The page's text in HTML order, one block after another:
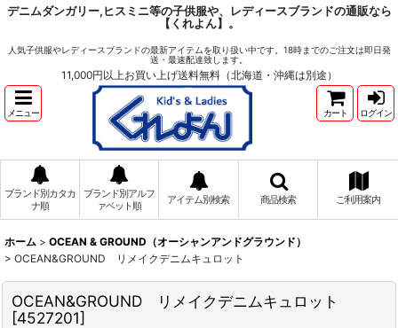
デニムダンガリー,ヒスミニ等の子供服や、レディースブランドの通販なら
【くれよん】。
人気子供服やレディースブランドの最新アイテムを取り扱い中です。18時までのご注文は即日発
送・最速配達致します。
11,000円以上お買い上げ送料無料（北海道・沖縄は別途）
メニュー カート ログイン
ブランド別カタカ
ナ順
ブランド別アルフ
ァベット順
アイテム別検索 商品検索 ご利用案内
ホーム > OCEAN & GROUND（オーシャンアンドグラウンド）
> OCEAN&GROUND リメイクデニムキュロット
OCEAN&GROUND リメイクデニムキュロット
[4527201]